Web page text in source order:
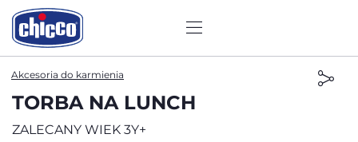
Akcesoria do karmienia
TORBA NA LUNCH
ZALECANY WIEK 3Y+